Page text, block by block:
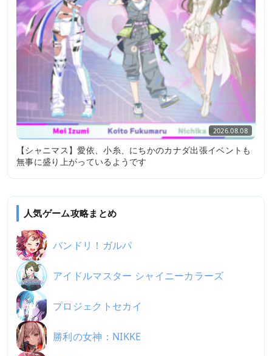
2026.08.08
【シャニマス】愛依、小糸、にちかのカナダ出張イベントも
無事に盛り上がっているようです
人気ゲーム攻略まとめ
バンドリ！ガルパ
アイドルマスター シャイニーカラーズ
プロジェクトセカイ
勝利の女神：NIKKE